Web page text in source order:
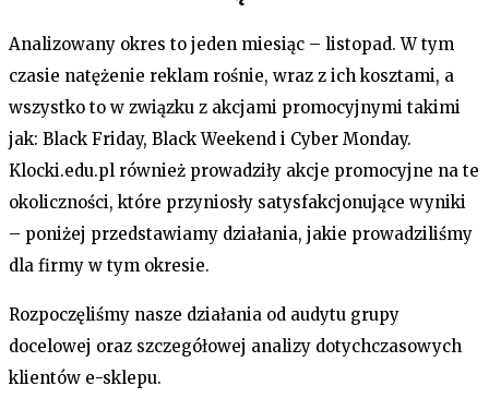
Analizowany okres to jeden miesiąc – listopad. W tym
czasie natężenie reklam rośnie, wraz z ich kosztami, a
wszystko to w związku z akcjami promocyjnymi takimi
jak: Black Friday, Black Weekend i Cyber Monday.
Klocki.edu.pl również prowadziły akcje promocyjne na te
okoliczności, które przyniosły satysfakcjonujące wyniki
– poniżej przedstawiamy działania, jakie prowadziliśmy
dla firmy w tym okresie.
Rozpoczęliśmy nasze działania od audytu grupy
docelowej oraz szczegółowej analizy dotychczasowych
klientów e-sklepu.